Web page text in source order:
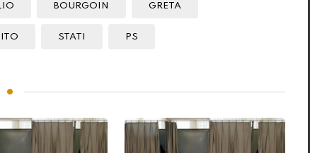
BOURGOIN GRETA
STATI PS